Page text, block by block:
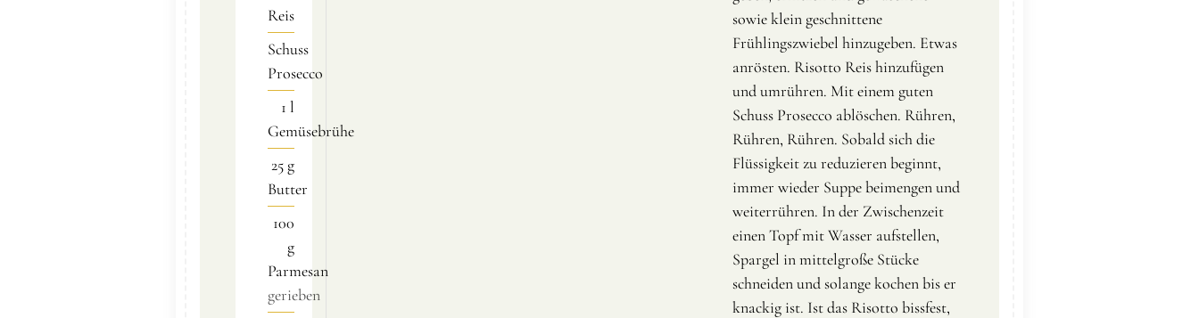
Reis
Schuss
Prosecco
1 l
Gemüsebrühe
25 g
Butter
100
g
Parmesan
gerieben
sowie klein geschnittene
Frühlingszwiebel hinzugeben. Etwas
anrösten. Risotto Reis hinzufügen
und umrühren. Mit einem guten
Schuss Prosecco ablöschen. Rühren,
Rühren, Rühren. Sobald sich die
Flüssigkeit zu reduzieren beginnt,
immer wieder Suppe beimengen und
weiterrühren. In der Zwischenzeit
einen Topf mit Wasser aufstellen,
Spargel in mittelgroße Stücke
schneiden und solange kochen bis er
knackig ist. Ist das Risotto bissfest,